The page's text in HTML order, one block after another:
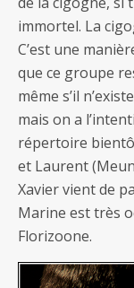
immortel. La
C’est une
que ce groupe
même s’il
mais on a
répertoire
et Laurent
Xavier vient de
Marine est très
Florizoone.